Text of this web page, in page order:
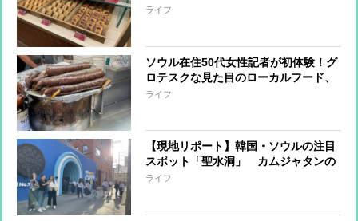
産」新定番
ライフ
ソウル在住50代女性記者が初体験！グ
ロテスクな見た目のローカルフード、
どじょうの伝統的スープ…この夏夢中
ライフ
【現地リポート】韓国・ソウルの注目
スポット「聖水洞」 カムジャタンの
大行列店、ブームの先駆けとなったヴ
ライフ